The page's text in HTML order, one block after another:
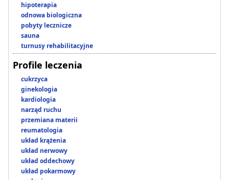
hipoterapia
odnowa biologiczna
pobyty lecznicze
sauna
turnusy rehabilitacyjne
Profile leczenia
cukrzyca
ginekologia
kardiologia
narząd ruchu
przemiana materii
reumatologia
układ krążenia
układ nerwowy
układ oddechowy
układ pokarmowy